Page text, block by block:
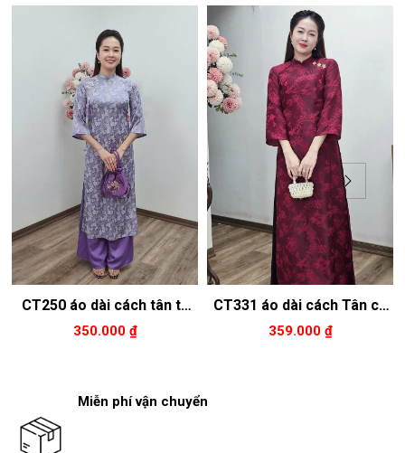
CT250 áo dài cách tân tơ
tằm cổ 2p tay loe màu tím
350.000 ₫
CT331 áo dài cách Tân cổ
2p tay loe dài tơ tằm tím
359.000 ₫
Miễn phí vận chuyển